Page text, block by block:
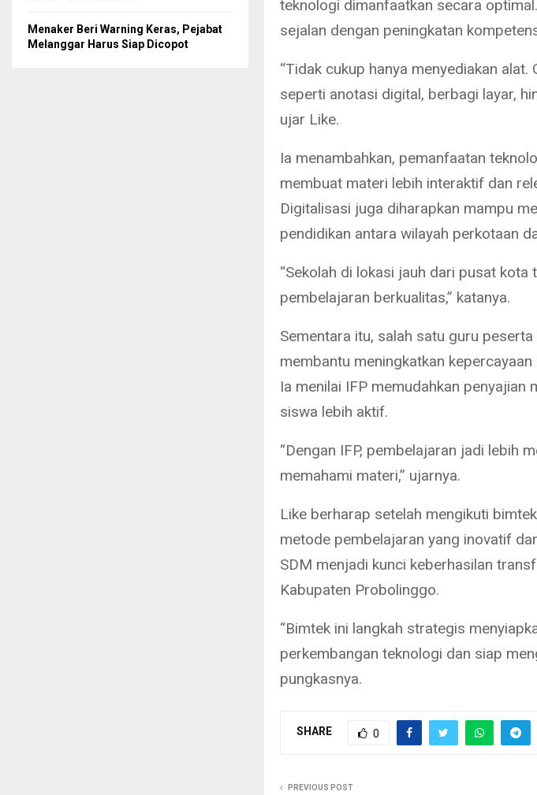
teknologi dimanfaatkan secara
sejalan dengan peningkatan
“Tidak cukup hanya menyediakan
seperti anotasi digital, berbagi layar,
ujar Like.
Ia menambahkan, pemanfaatan
membuat materi lebih interaktif dan
Digitalisasi juga diharapkan mampu
pendidikan antara wilayah perkotaan
“Sekolah di lokasi jauh dari pusat
pembelajaran berkualitas,” katanya.
Sementara itu, salah satu guru
membantu meningkatkan
Ia menilai IFP memudahkan
siswa lebih aktif.
“Dengan IFP, pembelajaran jadi lebih
memahami materi,” ujarnya.
Like berharap setelah mengikuti
metode pembelajaran yang inovatif
SDM menjadi kunci keberhasilan
Kabupaten Probolinggo.
“Bimtek ini langkah strategis
perkembangan teknologi dan siap
pungkasnya.
SHARE 0
PREVIOUS POST
Menaker Beri Warning Keras, Pejabat
Melanggar Harus Siap Dicopot